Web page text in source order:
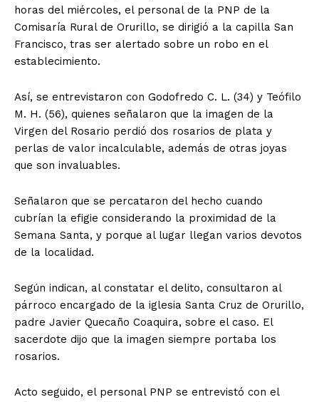
horas del miércoles, el personal de la PNP de la
Comisaría Rural de Orurillo, se dirigió a la capilla San
Francisco, tras ser alertado sobre un robo en el
establecimiento.
Así, se entrevistaron con Godofredo C. L. (34) y Teófilo
M. H. (56), quienes señalaron que la imagen de la
Virgen del Rosario perdió dos rosarios de plata y
perlas de valor incalculable, además de otras joyas
que son invaluables.
Señalaron que se percataron del hecho cuando
cubrían la efigie considerando la proximidad de la
Semana Santa, y porque al lugar llegan varios devotos
de la localidad.
Según indican, al constatar el delito, consultaron al
párroco encargado de la iglesia Santa Cruz de Orurillo,
padre Javier Quecaño Coaquira, sobre el caso. El
sacerdote dijo que la imagen siempre portaba los
rosarios.
Acto seguido, el personal PNP se entrevistó con el